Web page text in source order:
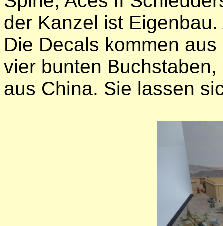
der Kanzel ist
Die Decals kommen
vier bunten
aus China. Sie lassen